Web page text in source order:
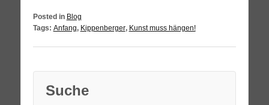
Posted in Blog
Tags: Anfang, Kippenberger, Kunst muss hängen!
Suche